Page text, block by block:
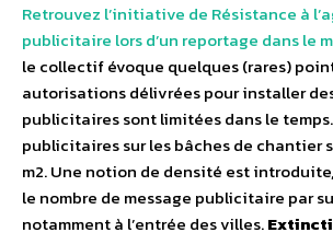
Retrouvez l’initiative de Résistance à
publicitaire lors d’un reportage dans le
le collectif évoque quelques (rares)
autorisations délivrées pour installer
publicitaires sont limitées dans le
publicitaires sur les bâches de chantier
m2. Une notion de densité est
le nombre de message publicitaire par
notamment à l’entrée des villes.